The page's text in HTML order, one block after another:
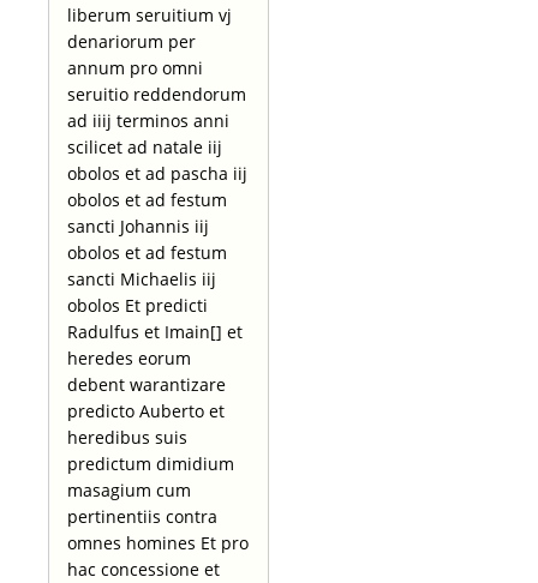
liberum seruitium vj
denariorum per
annum pro omni
seruitio reddendorum
ad iiij terminos anni
scilicet ad natale iij
obolos et ad pascha iij
obolos et ad festum
sancti Johannis iij
obolos et ad festum
sancti Michaelis iij
obolos Et predicti
Radulfus et Imain[] et
heredes eorum
debent warantizare
predicto Auberto et
heredibus suis
predictum dimidium
masagium cum
pertinentiis contra
omnes homines Et pro
hac concessione et